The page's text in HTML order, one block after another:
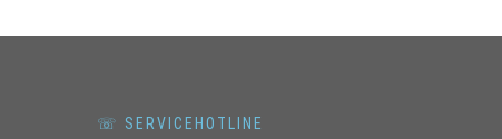
☏ SERVICEHOTLINE